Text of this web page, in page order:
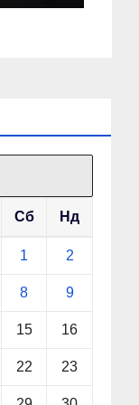
Сб Нд
1 2
8 9
15 16
22 23